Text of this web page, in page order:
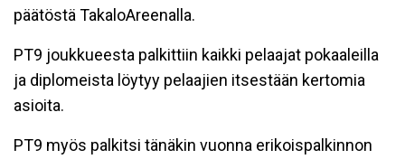
päätöstä TakaloAreenalla.
PT9 joukkueesta palkittiin kaikki pelaajat pokaaleilla
ja diplomeista löytyy pelaajien itsestään kertomia
asioita.
PT9 myös palkitsi tänäkin vuonna erikoispalkinnon